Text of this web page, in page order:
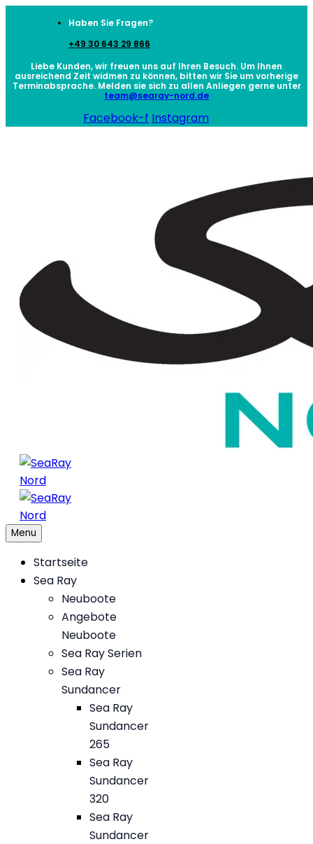
Haben Sie Fragen?
+49 30 643 29 866
Liebe Kunden, wir freuen uns auf Ihren Besuch. Um Ihnen
ausreichend Zeit widmen zu können, bitten wir Sie um vorherige
Terminabsprache. Melden sie sich zu allen Anliegen gerne unter
team@searay-nord.de
Facebook-f Instagram
Menu
Startseite
Sea Ray
Neuboote
Angebote
Neuboote
Sea Ray Serien
Sea Ray
Sundancer
Sea Ray
Sundancer
265
Sea Ray
Sundancer
320
Sea Ray
Sundancer